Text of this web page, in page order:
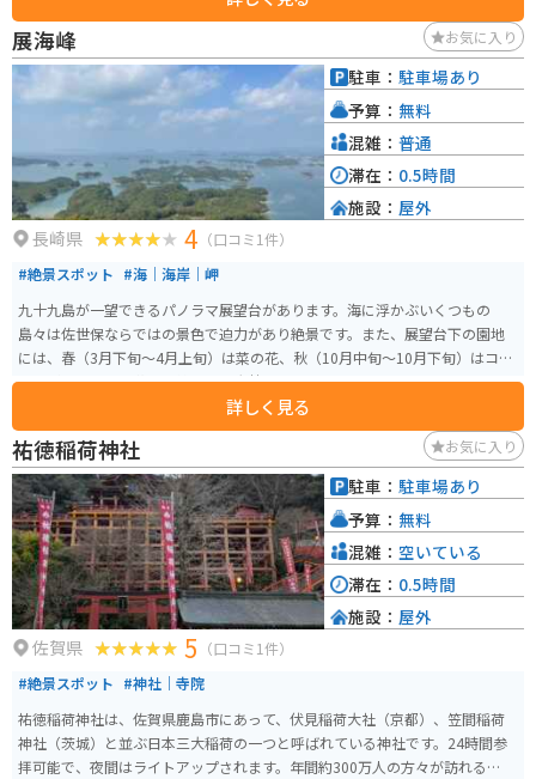
展海峰 お気に入り
長崎県 4 （口コミ1件）
#絶景スポット #海｜海岸｜岬
九十九島が一望できるパノラマ展望台があります。海に浮かぶいくつもの
島々は佐世保ならではの景色で迫力があり絶景です。また、展望台下の園地
には、春（3月下旬～4月上旬）は菜の花、秋（10月中旬～10月下旬）はコス
モスが咲き誇り、花の季節は特に大勢の人で賑わっています。
詳しく見る
駐車： 駐車場あり
予算： 無料
混雑： 普通
滞在： 0.5時間
施設： 屋外
祐徳稲荷神社 お気に入り
佐賀県 5 （口コミ1件）
#絶景スポット #神社｜寺院
祐徳稲荷神社は、佐賀県鹿島市にあって、伏見稲荷大社（京都）、笠間稲荷
神社（茨城）と並ぶ日本三大稲荷の一つと呼ばれている神社です。24時間参
拝可能で、夜間はライトアップされます。年間約300万人の方々が訪れる、九
駐車： 駐車場あり
予算： 無料
混雑： 空いている
滞在： 0.5時間
施設： 屋外